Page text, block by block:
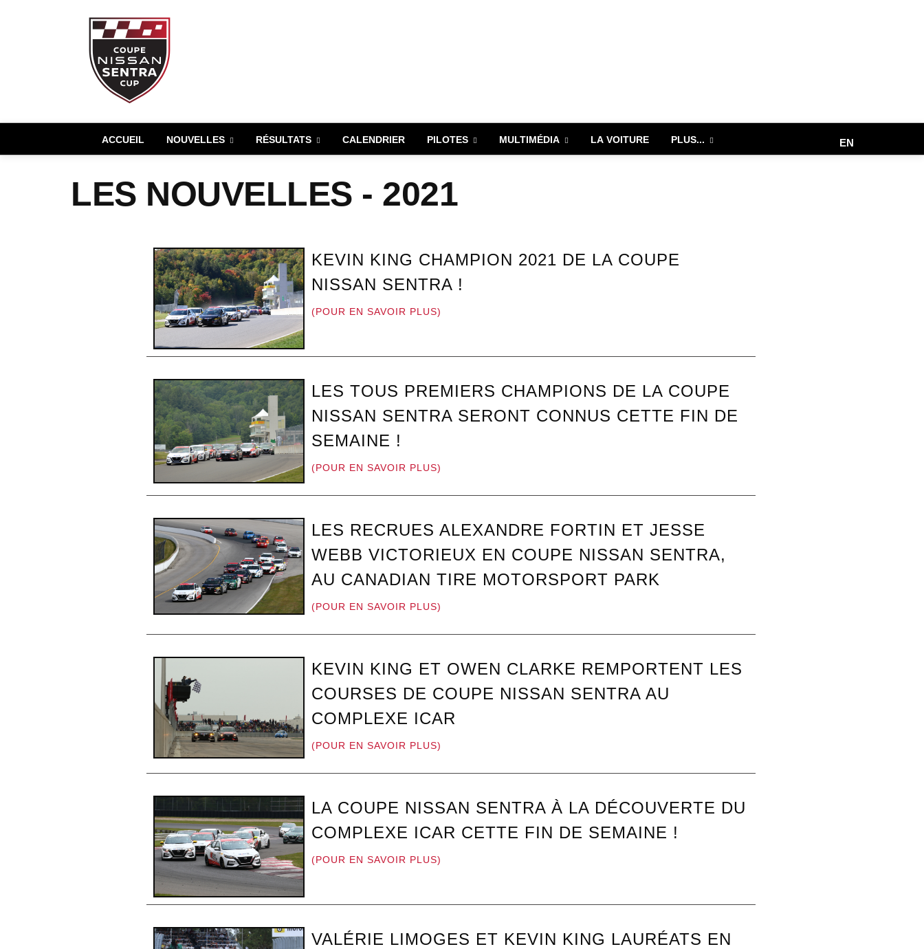
ACCUEIL NOUVELLES RÉSULTATS CALENDRIER PILOTES MULTIMÉDIA LA VOITURE PLUS... EN
LES NOUVELLES - 2021
KEVIN KING CHAMPION 2021 DE LA COUPE
NISSAN SENTRA !
(POUR EN SAVOIR PLUS)
LES TOUS PREMIERS CHAMPIONS DE LA COUPE
NISSAN SENTRA SERONT CONNUS CETTE FIN DE
SEMAINE !
(POUR EN SAVOIR PLUS)
LES RECRUES ALEXANDRE FORTIN ET JESSE
WEBB VICTORIEUX EN COUPE NISSAN SENTRA,
AU CANADIAN TIRE MOTORSPORT PARK
(POUR EN SAVOIR PLUS)
KEVIN KING ET OWEN CLARKE REMPORTENT LES
COURSES DE COUPE NISSAN SENTRA AU
COMPLEXE ICAR
(POUR EN SAVOIR PLUS)
LA COUPE NISSAN SENTRA À LA DÉCOUVERTE DU
COMPLEXE ICAR CETTE FIN DE SEMAINE !
(POUR EN SAVOIR PLUS)
VALÉRIE LIMOGES ET KEVIN KING LAURÉATS EN